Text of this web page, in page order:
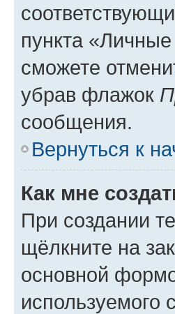
пункта
сможете
убрав флажок
сообщения.
Вернуться к
Как мне
При создании
щёлкните на
основной
используемого